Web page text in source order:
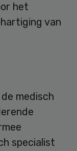
het
van
medisch
specialist